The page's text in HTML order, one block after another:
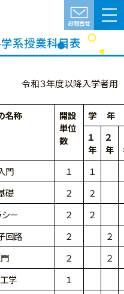
系授業科目表
令和３年度以降入学者用
名称
開設
単位
数
学 年
１
年
２
年
門 １
１
礎
２
２
ー
２
２
回路
２
２
２
２
学
１